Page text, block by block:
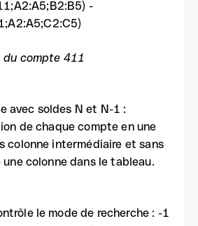
-
du compte 411
avec soldes N et N-1 :
de chaque compte en une
colonne intermédiaire et sans
colonne dans le tableau.
le mode de recherche : -1